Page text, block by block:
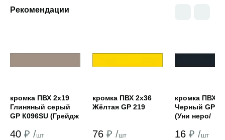
Рекомендации
кромка ПВХ 2х19
Глиняный серый
GP К096SU (Грейдж
40 ₽ /шт
кромка ПВХ 2х36
Жёлтая GP 219
76 ₽ /шт
кромка ПВХ
Черный GP
(Уни неро/
NORDECO)
16 ₽ /шт